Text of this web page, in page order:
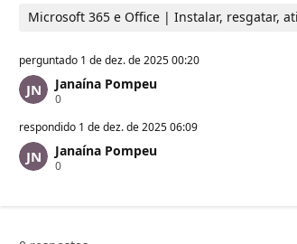
o
Microsoft 365 e Office | Instalar, resgatar,
perguntado 1 de dez. de 2025 00:20
Janaína Pompeu
0P
n
o
s
respondido 1 de dez. de 2025 06:09
Janaína Pompeu
0P